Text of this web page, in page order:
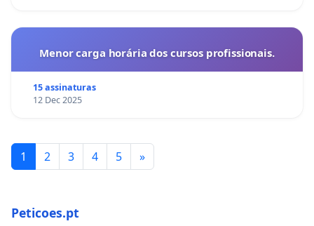
Menor carga horária dos cursos profissionais.
15 assinaturas
12 Dec 2025
1 2 3 4 5 »
Peticoes.pt